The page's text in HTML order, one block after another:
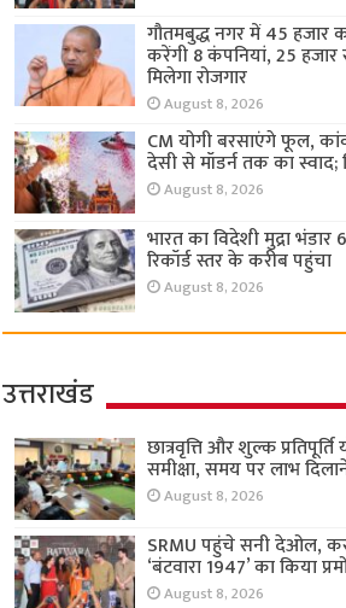
गौतमबुद्ध नगर में 45 हजार
करेंगी 8 कंपनियां, 25
मिलेगा रोजगार
August 8, 2026
CM योगी बरसाएंगे फूल,
देसी से मॉडर्न तक का स्वाद;
August 8, 2026
भारत का विदेशी मुद्रा
रिकॉर्ड स्तर के करीब पहुंचा
August 8, 2026
उत्तराखंड
छात्रवृत्ति और शुल्क
समीक्षा, समय पर लाभ
August 8, 2026
SRMU पहुंचे सनी देओल,
‘बंटवारा 1947’ का किया
August 8, 2026